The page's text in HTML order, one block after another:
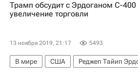
Трамп обсудит с Эрдоганом С-400
увеличение торговли
13 ноября 2019, 21:17 5493
В мире США
Реджеп Тайип